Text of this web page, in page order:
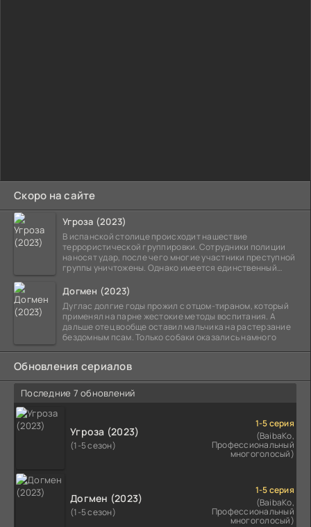
Скоро на сайте
Угроза (2023)
В испанской столице происходит нашествие
террористической группировки. Сотрудники полиции
наносят удар, после чего многие участники преступной
группы уничтожены. Однако имеется единственный
Догмен (2023)
Дуглас долгие годы прожил с отцом-тираном, который
применял на парне жестокие методы воспитания. А
дальше отец вообще оставил мальчика на растерзание
бездомным псам. Только собаки оказались намного
Обновления сериалов
Последние 7 обновлений
Угроза (2023)
(1-5 сезон)
1-5 серия
(BaibaKo,
Профессиональный
многоголосый)
Догмен (2023)
(1-5 сезон)
1-5 серия
(BaibaKo,
Профессиональный
многоголосый)